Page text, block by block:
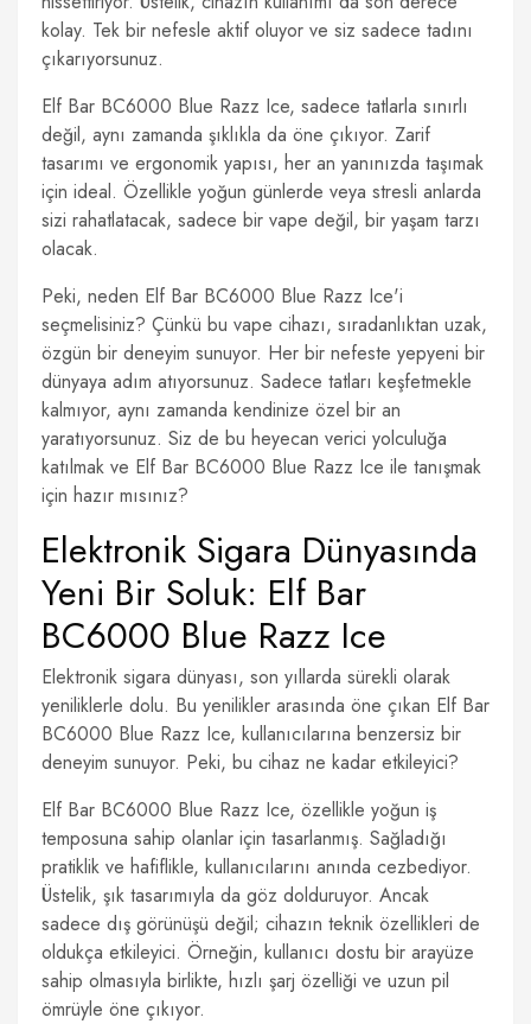
kolay. Tek bir nefesle aktif oluyor ve siz sadece tadını
çıkarıyorsunuz.
Elf Bar BC6000 Blue Razz Ice, sadece tatlarla sınırlı
değil, aynı zamanda şıklıkla da öne çıkıyor. Zarif
tasarımı ve ergonomik yapısı, her an yanınızda taşımak
için ideal. Özellikle yoğun günlerde veya stresli anlarda
sizi rahatlatacak, sadece bir vape değil, bir yaşam tarzı
olacak.
Peki, neden Elf Bar BC6000 Blue Razz Ice'i
seçmelisiniz? Çünkü bu vape cihazı, sıradanlıktan uzak,
özgün bir deneyim sunuyor. Her bir nefeste yepyeni bir
dünyaya adım atıyorsunuz. Sadece tatları keşfetmekle
kalmıyor, aynı zamanda kendinize özel bir an
yaratıyorsunuz. Siz de bu heyecan verici yolculuğa
katılmak ve Elf Bar BC6000 Blue Razz Ice ile tanışmak
için hazır mısınız?
Elektronik Sigara Dünyasında
Yeni Bir Soluk: Elf Bar
BC6000 Blue Razz Ice
Elektronik sigara dünyası, son yıllarda sürekli olarak
yeniliklerle dolu. Bu yenilikler arasında öne çıkan Elf Bar
BC6000 Blue Razz Ice, kullanıcılarına benzersiz bir
deneyim sunuyor. Peki, bu cihaz ne kadar etkileyici?
Elf Bar BC6000 Blue Razz Ice, özellikle yoğun iş
temposuna sahip olanlar için tasarlanmış. Sağladığı
pratiklik ve hafiflikle, kullanıcılarını anında cezbediyor.
Üstelik, şık tasarımıyla da göz dolduruyor. Ancak
sadece dış görünüşü değil; cihazın teknik özellikleri de
oldukça etkileyici. Örneğin, kullanıcı dostu bir arayüze
sahip olmasıyla birlikte, hızlı şarj özelliği ve uzun pil
ömrüyle öne çıkıyor.